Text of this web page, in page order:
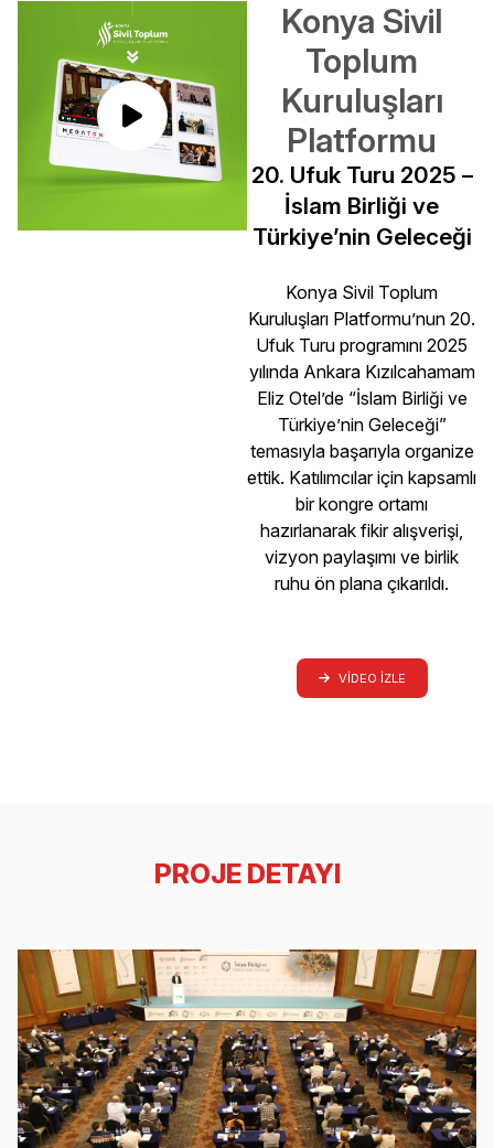
Konya Sivil
Toplum
Kuruluşları
Platformu
20. Ufuk Turu 2025 –
İslam Birliği ve
Türkiye’nin Geleceği
Konya Sivil Toplum
Kuruluşları Platformu’nun 20.
Ufuk Turu programını 2025
yılında Ankara Kızılcahamam
Eliz Otel’de “İslam Birliği ve
Türkiye’nin Geleceği”
temasıyla başarıyla organize
ettik. Katılımcılar için kapsamlı
bir kongre ortamı
hazırlanarak fikir alışverişi,
vizyon paylaşımı ve birlik
ruhu ön plana çıkarıldı.
VIDEO IZLE
PROJE DETAYI